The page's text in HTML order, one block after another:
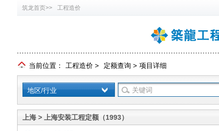
筑龙首页>> 工程造价
当前位置： 工程造价 > 定额查询 > 项目详细
地区/行业
上海 > 上海安装工程定额（1993）